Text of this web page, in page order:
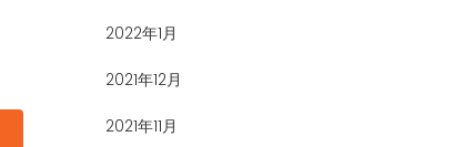
2022年1月
2021年12月
2021年11月